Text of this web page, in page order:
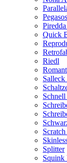
Quick
Riedl
Splitter
Squink